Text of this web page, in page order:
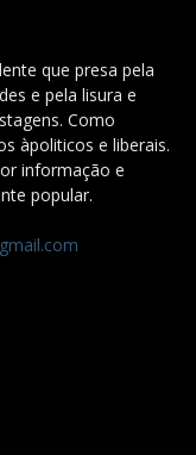
que presa pela
e pela lisura e
Como
àpoliticos e liberais.
informação e
popular.